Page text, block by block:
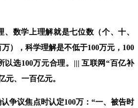
、数学 上理解就是七位数（个、十、
）
，科学理解是不低于100万元， 100
以选100万元合理。 |||互联网“百亿补
元、一百亿元。
争议焦点时认定100万： “一、被告时